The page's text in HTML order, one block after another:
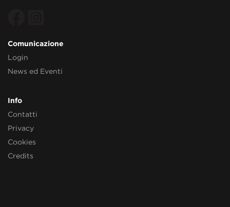
Comunicazione
Login
News ed Eventi
Info
Contatti
Privacy
Cookies
Credits